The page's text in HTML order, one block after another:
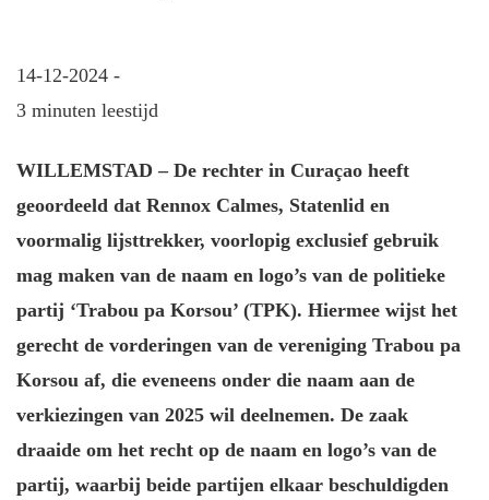
14-12-2024 -
3 minuten leestijd
WILLEMSTAD – De rechter in Curaçao heeft
geoordeeld dat Rennox Calmes, Statenlid en
voormalig lijsttrekker, voorlopig exclusief gebruik
mag maken van de naam en logo’s van de politieke
partij ‘Trabou pa Korsou’ (TPK). Hiermee wijst het
gerecht de vorderingen van de vereniging Trabou pa
Korsou af, die eveneens onder die naam aan de
verkiezingen van 2025 wil deelnemen. De zaak
draaide om het recht op de naam en logo’s van de
partij, waarbij beide partijen elkaar beschuldigden